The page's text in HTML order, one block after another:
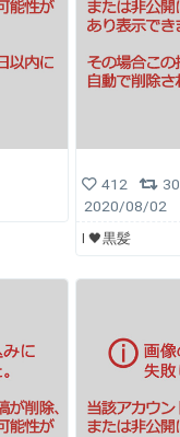
412
30
2020/08/02
I 🖤黒髪